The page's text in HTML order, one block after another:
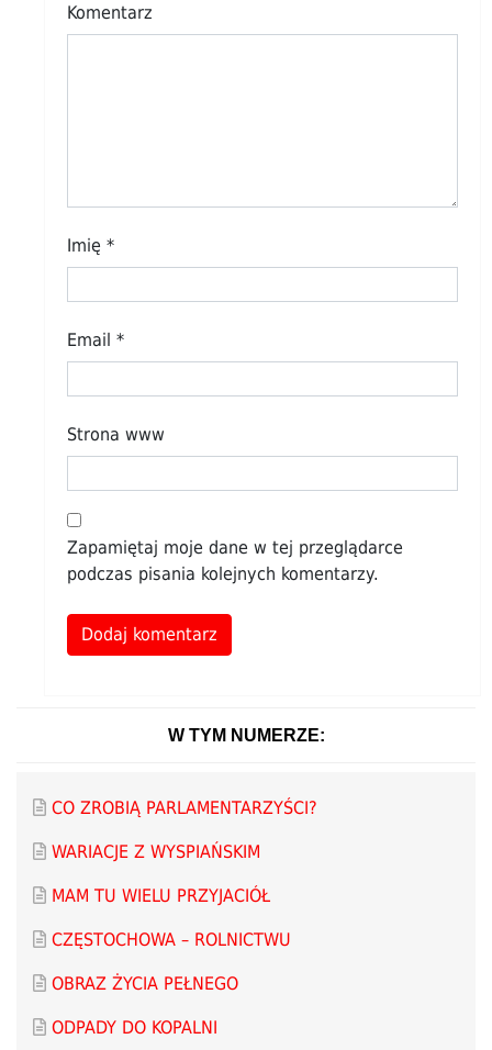
Komentarz
Imię *
Email *
Strona www
Zapamiętaj moje dane w tej przeglądarce
podczas pisania kolejnych komentarzy.
W TYM NUMERZE:
CO ZROBIĄ PARLAMENTARZYŚCI?
WARIACJE Z WYSPIAŃSKIM
MAM TU WIELU PRZYJACIÓŁ
CZĘSTOCHOWA – ROLNICTWU
OBRAZ ŻYCIA PEŁNEGO
ODPADY DO KOPALNI